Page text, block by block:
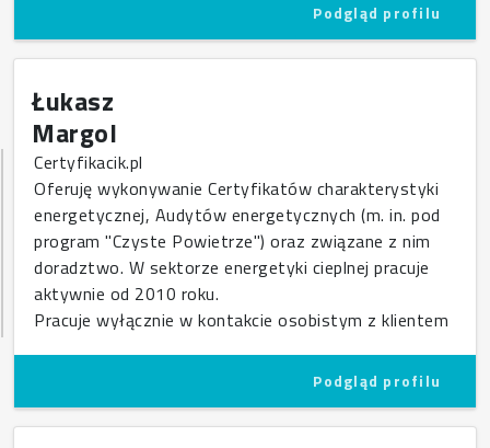
Podgląd profilu
Łukasz
Margol
Certyfikacik.pl
Oferuję wykonywanie Certyfikatów charakterystyki
energetycznej, Audytów energetycznych (m. in. pod
program "Czyste Powietrze") oraz związane z nim
doradztwo. W sektorze energetyki cieplnej pracuje
aktywnie od 2010 roku.
Pracuje wyłącznie w kontakcie osobistym z klientem
Podgląd profilu